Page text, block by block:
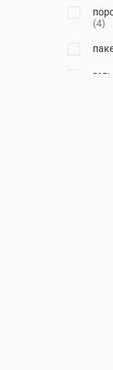
(4)